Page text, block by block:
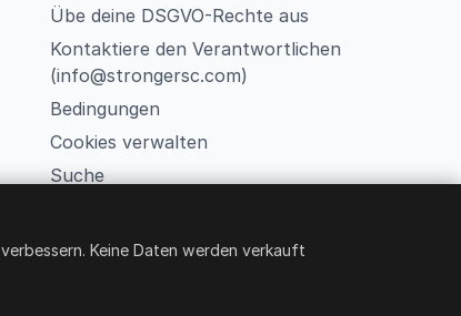
Übe deine DSGVO-Rechte aus
Kontaktiere den Verantwortlichen
(info@strongersc.com)
Bedingungen
Cookies verwalten
Suche
Keine Daten werden verkauft